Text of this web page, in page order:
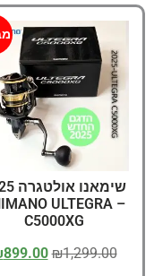
שימאנו
ULTEGRA
C5000XG
₪1,299.00
899.00